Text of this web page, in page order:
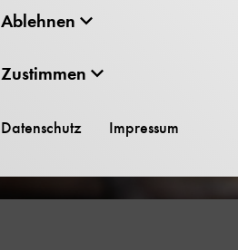
Ablehnen
Zustimmen
Datenschutz Impressum